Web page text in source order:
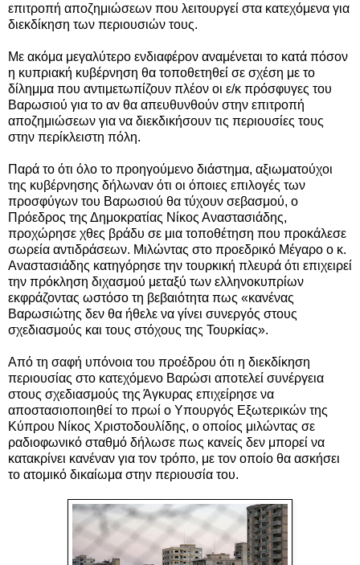
επιτροπή αποζημιώσεων που λειτουργεί στα κατεχόμενα για
διεκδίκηση των περιουσιών τους.
Με ακόμα μεγαλύτερο ενδιαφέρον αναμένεται το κατά πόσον
η κυπριακή κυβέρνηση θα τοποθετηθεί σε σχέση με το
δίλημμα που αντιμετωπίζουν πλέον οι ε/κ πρόσφυγες του
Βαρωσιού για το αν θα απευθυνθούν στην επιτροπή
αποζημιώσεων για να διεκδικήσουν τις περιουσίες τους
στην περίκλειστη πόλη.
Παρά το ότι όλο το προηγούμενο διάστημα, αξιωματούχοι
της κυβέρνησης δήλωναν ότι οι όποιες επιλογές των
προσφύγων του Βαρωσιού θα τύχουν σεβασμού, ο
Πρόεδρος της Δημοκρατίας Νίκος Αναστασιάδης,
προχώρησε χθες βράδυ σε μια τοποθέτηση που προκάλεσε
σωρεία αντιδράσεων. Μιλώντας στο προεδρικό Μέγαρο ο κ.
Αναστασιάδης κατηγόρησε την τουρκική πλευρά ότι επιχειρεί
την πρόκληση διχασμού μεταξύ των ελληνοκυπρίων
εκφράζοντας ωστόσο τη βεβαιότητα πως «κανένας
Βαρωσιώτης δεν θα ήθελε να γίνει συνεργός στους
σχεδιασμούς και τους στόχους της Τουρκίας».
Από τη σαφή υπόνοια του προέδρου ότι η διεκδίκηση
περιουσίας στο κατεχόμενο Βαρώσι αποτελεί συνέργεια
στους σχεδιασμούς της Άγκυρας επιχείρησε να
αποστασιοποιηθεί το πρωί ο Υπουργός Εξωτερικών της
Κύπρου Νίκος Χριστοδουλίδης, ο οποίος μιλώντας σε
ραδιοφωνικό σταθμό δήλωσε πως κανείς δεν μπορεί να
κατακρίνει κανέναν για τον τρόπο, με τον οποίο θα ασκήσει
το ατομικό δικαίωμα στην περιουσία του.